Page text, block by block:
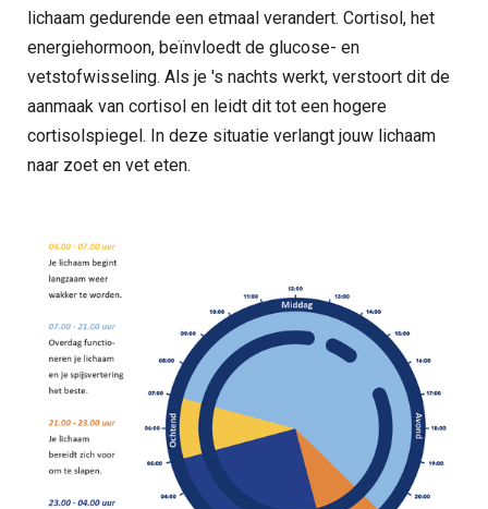
lichaam gedurende een etmaal verandert. Cortisol, het
energiehormoon, beïnvloedt de glucose- en
vetstofwisseling. Als je 's nachts werkt, verstoort dit de
aanmaak van cortisol en leidt dit tot een hogere
cortisolspiegel. In deze situatie verlangt jouw lichaam
naar zoet en vet eten.